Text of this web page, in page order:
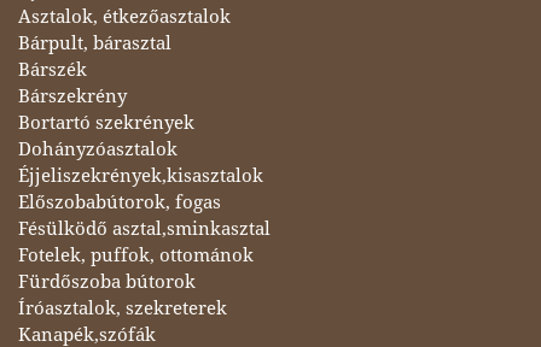
Asztalok, étkezőasztalok
Bárpult, bárasztal
Bárszék
Bárszekrény
Bortartó szekrények
Dohányzóasztalok
Éjjeliszekrények,kisasztalok
Előszobabútorok, fogas
Fésülködő asztal,sminkasztal
Fotelek, puffok, ottománok
Fürdőszoba bútorok
Íróasztalok, szekreterek
Kanapék,szófák